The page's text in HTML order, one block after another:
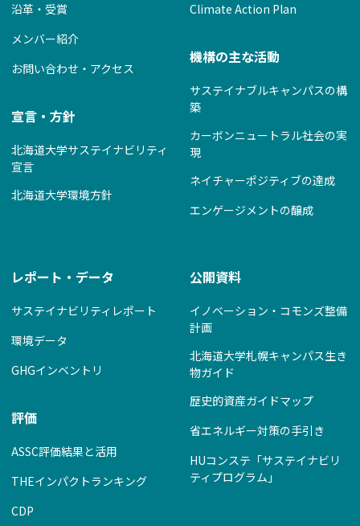
沿革・受賞
メンバー紹介
お問い合わせ・アクセス
宣言・方針
北海道大学サステイナビリティ
宣言
北海道大学環境方針
Climate Action Plan
機構の主な活動
サステイナブルキャンパスの構
築
カーボンニュートラル社会の実
現
ネイチャーポジティブの達成
エンゲージメントの醸成
レポート・データ
サステイナビリティレポート
環境データ
GHGインベントリ
評価
ASSC評価結果と活用
THEインパクトランキング
CDP
公開資料
イノベーション・コモンズ整備
計画
北海道大学札幌キャンパス生き
物ガイド
歴史的資産ガイドマップ
省エネルギー対策の手引き
HUコンステ「サステイナビリ
ティプログラム」